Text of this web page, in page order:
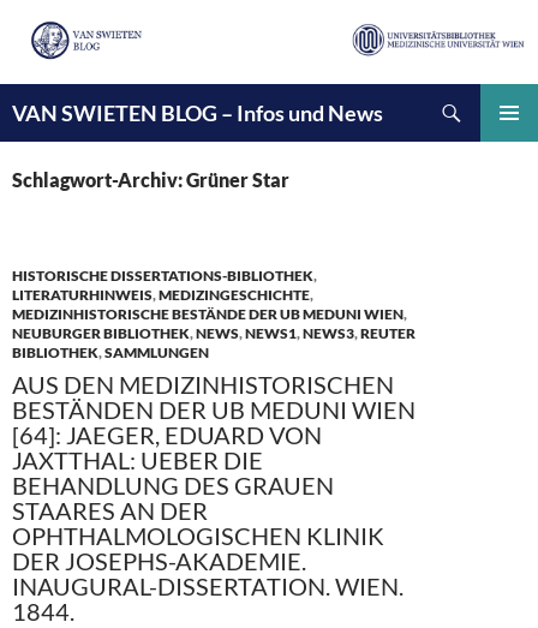
VAN SWIETEN BLOG – Infos und News
INHALT
SPRINGEN
Schlagwort-Archiv: Grüner Star
HISTORISCHE DISSERTATIONS-BIBLIOTHEK,
LITERATURHINWEIS,MEDIZINGESCHICHTE,
MEDIZINHISTORISCHE BESTÄNDE DER UB MEDUNI WIEN,
NEUBURGER BIBLIOTHEK,NEWS,NEWS1,NEWS3,REUTER
BIBLIOTHEK,SAMMLUNGEN
AUS DEN MEDIZINHISTORISCHEN
BESTÄNDEN DER UB MEDUNI WIEN
[64]: JAEGER, EDUARD VON
JAXTTHAL: UEBER DIE
BEHANDLUNG DES GRAUEN
STAARES AN DER
OPHTHALMOLOGISCHEN KLINIK
DER JOSEPHS-AKADEMIE.
INAUGURAL-DISSERTATION. WIEN.
1844.